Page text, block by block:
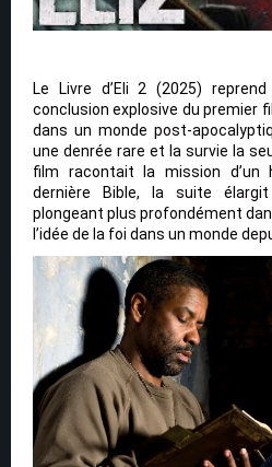
Le Livre d’Eli 2 (2025)
conclusion explosive du premier
dans un monde post-
une denrée rare et la survie la
film racontait la mission d’un
dernière Bible, la suite
plongeant plus profondément
l’idée de la foi dans un monde